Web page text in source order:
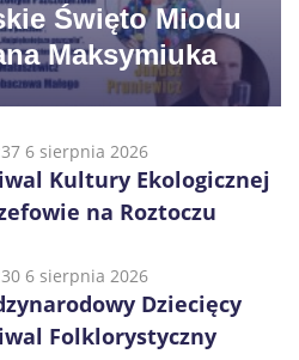
Święto Miodu
Maksymiuka
6 sierpnia 2026
Kultury Ekologicznej
na Roztoczu
6 sierpnia 2026
Dziecięcy
Folklorystyczny